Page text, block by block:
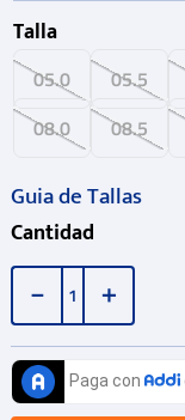
Talla
05.0 05.5
08.0
08.5
Guia de Tallas
Cantidad
＋
－